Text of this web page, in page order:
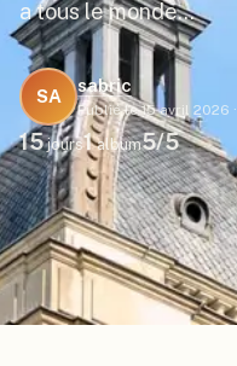
a tous le monde…
SA
sabric
Publié le 15 avril 2026 ·
15jours1album5/5